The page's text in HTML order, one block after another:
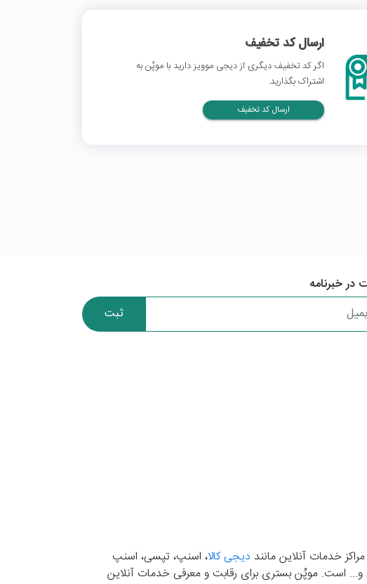
ارسال کد تخفیف
اگر کد تخفیف دیگری از دیجی موویز دارید با موپُن به
اشتراک بگذارید.
ارسال کد تخفیف
خبرنامه
ثبت
خدمات آنلاین مانند دیجی کالا، اسنپ، تپسی، اسنپ
و... است. موپُن بستری برای رقابت و معرفی خدمات آنلاین